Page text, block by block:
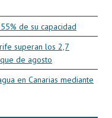
de su capacidad
superan los 2,7
de agosto
en Canarias mediante